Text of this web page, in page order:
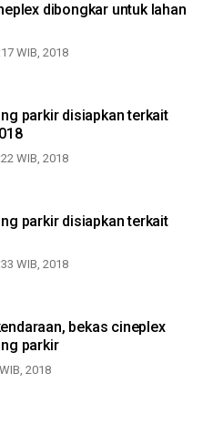
dibongkar untuk lahan
WIB, 2018
parkir disiapkan terkait
WIB, 2018
parkir disiapkan terkait
WIB, 2018
bekas cineplex
parkir
2018